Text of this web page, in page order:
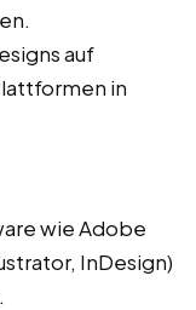
auf
in
wie Adobe
InDesign)